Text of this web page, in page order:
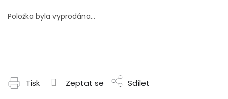
cena:
Položka byla vyprodána…
Tisk Zeptat se Sdílet